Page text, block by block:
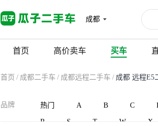
成都
首页 高价卖车 买车
首页 / 成都二手车 / 成都远程二手车 / 成都 远程E5
品牌 热门 A B C
R S T W X